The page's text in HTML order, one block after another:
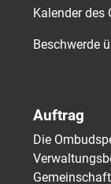
Kalender des
Beschwerde
Auftrag
Die